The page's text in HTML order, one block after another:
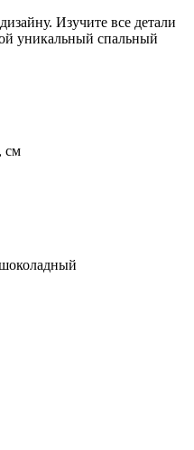
Изучите все детали
уникальный спальный
см